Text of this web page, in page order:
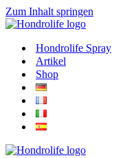
Zum Inhalt springen
Hondrolife Spray
Artikel
Shop